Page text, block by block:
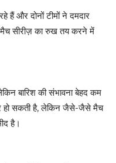
हैं और दोनों टीमों ने दमदार
मैच सीरीज़ का रुख तय करने में
बारिश की संभावना बेहद कम
हो सकती है, लेकिन जैसे-जैसे मैच
है।